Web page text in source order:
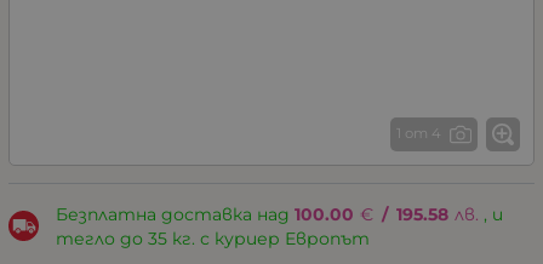
1 от 4
Безплатна доставка над 100.00 € / 195.58 лв. , и
тегло до 35 кг. с куриер Европът